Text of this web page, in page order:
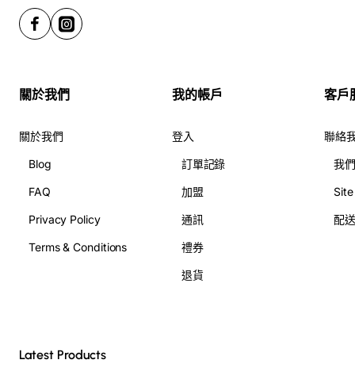
關於我們
關於我們
Blog
FAQ
Privacy Policy
Terms & Conditions
我的帳戶
登入
訂單記錄
加盟
通訊
禮券
退貨
客戶
聯絡
我
配
Latest Products